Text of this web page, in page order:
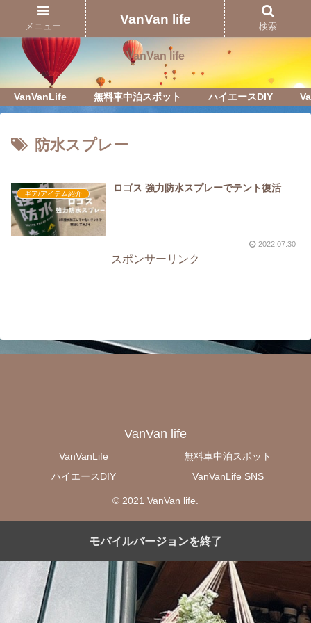
Just another WordPress site
VanVan life
VanVanLife 無料車中泊スポット ハイエースDIY
防水スプレー
ギア/アイテム紹介
ロゴス 強力防水スプレーでテント復活
2022.07.30
スポンサーリンク
VanVan life
VanVanLife
無料車中泊スポット
ハイエースDIY
VanVanLife SNS
© 2021 VanVan life.
メニュー VanVan life 検索
モバイルバージョンを終了